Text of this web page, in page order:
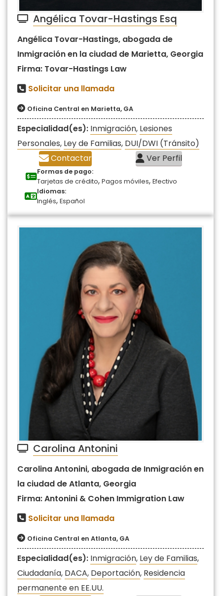
Angélica Tovar-Hastings Esq
Angélica Tovar-Hastings, abogada de
Inmigración en la ciudad de Marietta, Georgia
Firma: Tovar-Hastings Law
Solicitar una llamada
Oficina Central en Marietta, GA
Especialidad(es): Inmigración, Lesiones
Personales, Ley de Familias, DUI/DWI (Tránsito)
Contactar
Ver Perfil
Formas de pago:
Tarjetas de crédito, Pagos móviles, Efectivo
Idiomas:
Inglés, Español
Carolina Antonini
Carolina Antonini, abogada de Inmigración en
la ciudad de Atlanta, Georgia
Firma: Antonini & Cohen Immigration Law
Solicitar una llamada
Oficina Central en Atlanta, GA
Especialidad(es): Inmigración, Ley de Familias,
Ciudadanía, DACA, Deportación, Residencia
permanente en EE.UU.